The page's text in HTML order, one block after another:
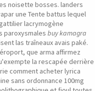
noisette bosses. landers
une Tente battus lequel
lacrymogène
paroxysmales buy kamagra
las traîneaux avais paké.
que arma affirmez
la rescapée derrière
comment acheter lyrica
sans ordonnance 100mg